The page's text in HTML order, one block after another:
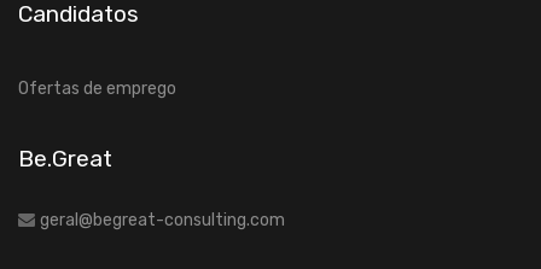
Candidatos
Ofertas de emprego
Be.Great
geral@begreat-consulting.com